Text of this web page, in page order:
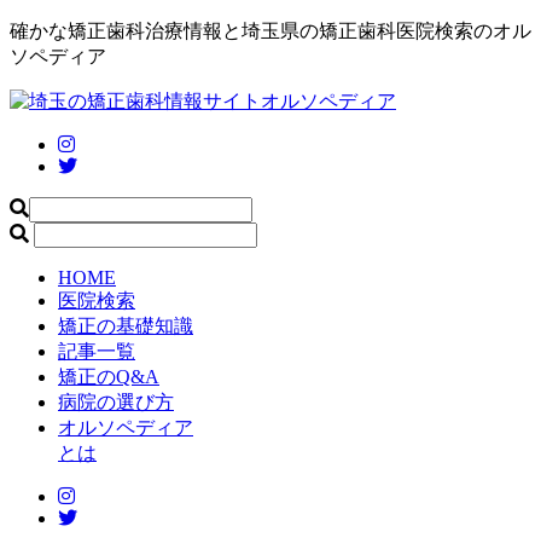
確かな矯正歯科治療情報と埼玉県の矯正歯科医院検索のオル
ソペディア
HOME
医院検索
矯正の基礎知識
記事一覧
矯正のQ&A
病院の選び方
オルソペディア
とは